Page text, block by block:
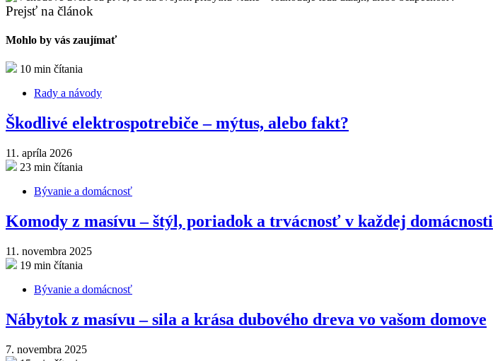
Prejsť na článok
Mohlo by vás zaujímať
10 min čítania
Rady a návody
Škodlivé elektrospotrebiče – mýtus, alebo fakt?
11. apríla 2026
23 min čítania
Bývanie a domácnosť
Komody z masívu – štýl, poriadok a trvácnosť v každej domácnosti
11. novembra 2025
19 min čítania
Bývanie a domácnosť
Nábytok z masívu – sila a krása dubového dreva vo vašom domove
7. novembra 2025